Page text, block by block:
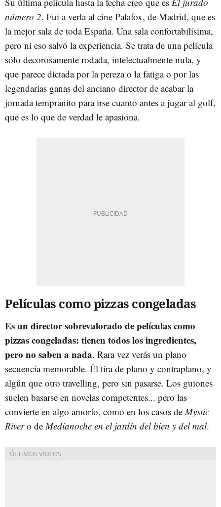
número 2. Fui a verla al cine Palafox, de Madrid, que es
la mejor sala de toda España. Una sala confortabilísima,
pero ni eso salvó la experiencia. Se trata de una película
sólo decorosamente rodada, intelectualmente nula, y
que parece dictada por la pereza o la fatiga o por las
legendarias ganas del anciano director de acabar la
jornada tempranito para irse cuanto antes a jugar al golf,
que es lo que de verdad le apasiona.
Películas como pizzas congeladas
Es un director sobrevalorado de películas como
pizzas congeladas: tienen todos los ingredientes,
pero no saben a nada. Rara vez verás un plano
secuencia memorable. Él tira de plano y contraplano, y
algún que otro travelling, pero sin pasarse. Los guiones
suelen basarse en novelas competentes... pero las
convierte en algo amorfo, como en los casos de Mystic
Rivero de Medianoche en el jardín del bien y del mal.